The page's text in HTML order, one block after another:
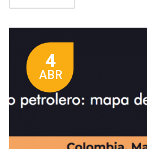
4
ABR